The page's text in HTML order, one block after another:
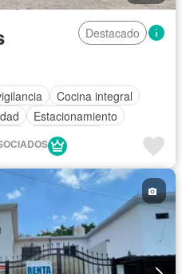
Destacado
Cocina integral
Estacionamiento
Solo familias